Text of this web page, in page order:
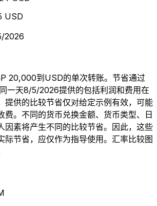
USD
2026
20,000到USD的单次转账。节省通过
一天8/5/2026提供的包括利润和费用在
提供的比较节省仅对给定示例有效，可能
费。不同的货币兑换金额、货币类型、日
因素将产生不同的比较节省。因此，这些
际节省，应仅作为指导使用。汇率比较图